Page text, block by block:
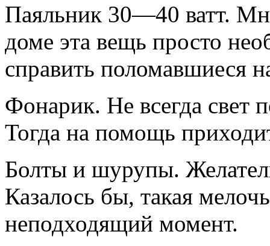
Паяльник 30—40 ватт.
доме эта вещь просто
справить поломавшиеся
Фонарик. Не всегда свет
Тогда на помощь
Болты и шурупы.
Казалось бы, такая
неподходящий момент.